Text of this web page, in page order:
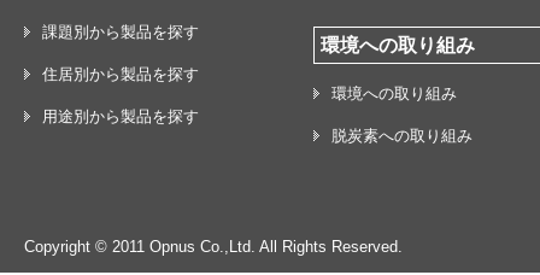
課題別から製品を探す
住居別から製品を探す
用途別から製品を探す
環境への取り組み
環境への取り組み
脱炭素への取り組み
Copyright © 2011 Opnus Co.,Ltd. All Rights Reserved.